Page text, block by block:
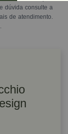
dúvida consulte a
de atendimento.